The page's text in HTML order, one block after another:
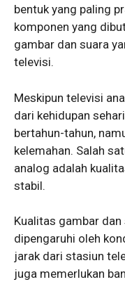
bentuk yang paling
komponen yang
gambar dan suara
televisi.
Meskipun televisi
dari kehidupan
bertahun-tahun,
kelemahan. Salah
analog adalah
stabil.
Kualitas gambar
dipengaruhi oleh
jarak dari stasiun
juga memerlukan